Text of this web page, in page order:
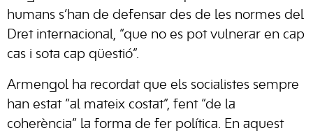
humans s’han de defensar des de les normes del
Dret internacional, “que no es pot vulnerar en cap
cas i sota cap qüestió”.
Armengol ha recordat que els socialistes sempre
han estat “al mateix costat”, fent “de la
coherència” la forma de fer política. En aquest